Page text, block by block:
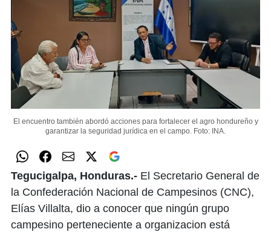
El encuentro también abordó acciones para fortalecer el agro hondureño y
garantizar la seguridad jurídica en el campo. Foto: INA.
Tegucigalpa, Honduras.- El Secretario General de
la Confederación Nacional de Campesinos (CNC),
Elías Villalta, dio a conocer que ningún grupo
campesino perteneciente a organizacion está